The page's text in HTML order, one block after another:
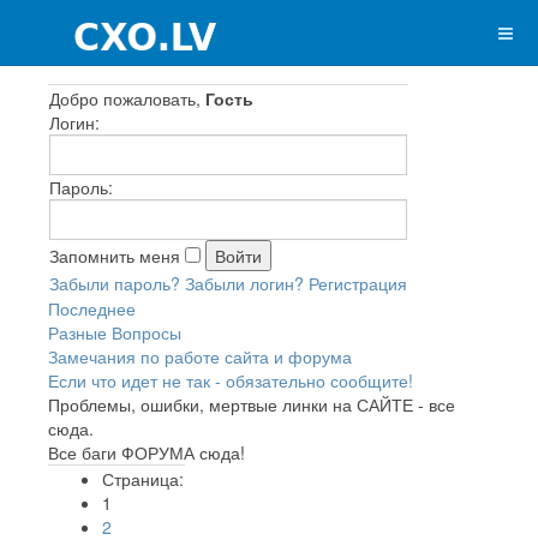
Добро пожаловать, Гость
Логин:
Пароль:
Запомнить меня
Забыли пароль? Забыли логин? Регистрация
Последнее
Разные Вопросы
Замечания по работе сайта и форума
Если что идет не так - обязательно сообщите!
Проблемы, ошибки, мертвые линки на САЙТЕ - все
сюда.
Все баги ФОРУМА сюда!
Страница:
1
2